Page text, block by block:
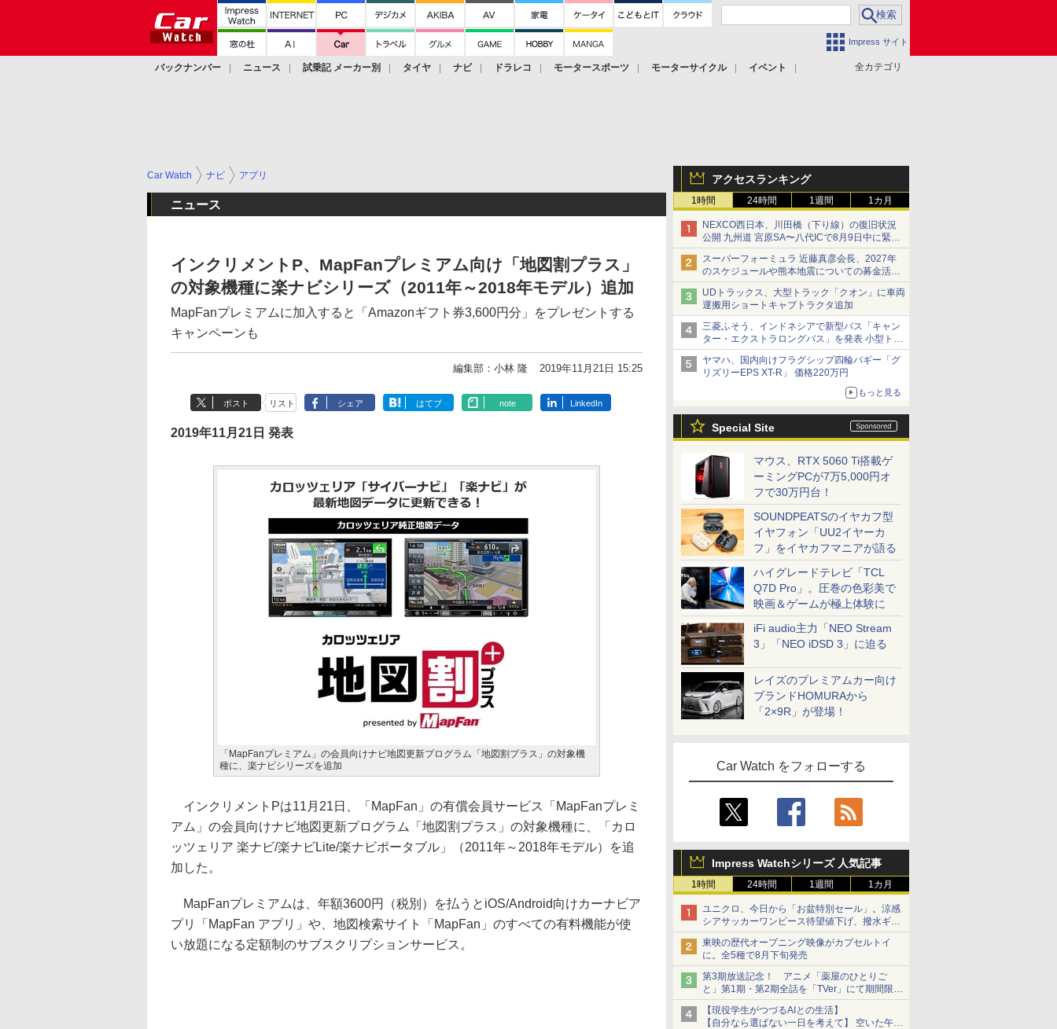
Impress サイト
全カテゴリ
バックナンバー ニュース 試乗記 メーカー別 タイヤ ナビ ドラレコ モータースポーツ モーターサイクル
イベント
アクセスランキング
1時間 24時間 1週間 1カ月
NEXCO西日本、川田橋（下り線）の復旧状況
公開 九州道 宮原SA〜八代ICで8月9日中に緊急
車両を通行可能に
スーパーフォーミュラ 近藤真彦会長、2027年
のスケジュールや熊本地震についての募金活動
を紹介
UDトラックス、大型トラック「クオン」に車両
運搬用ショートキャブトラクタ追加
三菱ふそう、インドネシアで新型バス「キャン
ター・エクストラロングバス」を発表 小型トラ
ックベースの観光・旅客輸送向けバス
ヤマハ、国内向けフラグシップ四輪バギー「グ
リズリーEPS XT-R」 価格220万円
もっと見る
Special Site
マウス、RTX 5060 Ti搭載ゲ
ーミングPCが7万5,000円オ
フで30万円台！
SOUNDPEATSのイヤカフ型
イヤフォン「UU2イヤーカ
フ」をイヤカフマニアが語る
ハイグレードテレビ「TCL
Q7D Pro」。圧巻の色彩美で
映画＆ゲームが極上体験に
iFi audio主力「NEO Stream
3」「NEO iDSD 3」に迫る
レイズのプレミアムカー向け
ブランドHOMURAから
「2×9R」が登場！
Car Watch をフォローする
Impress Watchシリーズ 人気記事
1時間 24時間 1週間 1カ月
ユニクロ、今日から「お盆特別セール」。涼感
シアサッカーワンピース待望値下げ、撥水ギア
ショーツは1990円に
東映の歴代オープニング映像がカプセルトイ
に。全5種で8月下旬発売
第3期放送記念！ アニメ「薬屋のひとりご
と」第1期・第2期全話を「TVer」にて期間限定
で順次無料配信開始
【現役学生がつづるAIとの生活】
【自分なら選ばない一日を考えて】 空いた午後
Car Watch ナビ アプリ
ニュース
インクリメントP、MapFanプレミアム向け「地図割プラス」
の対象機種に楽ナビシリーズ（2011年～2018年モデル）追加
MapFanプレミアムに加入すると「Amazonギフト券3,600円分」をプレゼントする
キャンペーンも
編集部：小林 隆 2019年11月21日 15:25
ポスト リスト シェア はてブ note LinkedIn
2019年11月21日 発表
「MapFanプレミアム」の会員向けナビ地図更新プログラム「地図割プラス」の対象機
種に、楽ナビシリーズを追加
インクリメントPは11月21日、「MapFan」の有償会員サービス「MapFanプレミ
アム」の会員向けナビ地図更新プログラム「地図割プラス」の対象機種に、「カロ
ッツェリア 楽ナビ/楽ナビLite/楽ナビポータブル」（2011年～2018年モデル）を追
加した。
MapFanプレミアムは、年額3600円（税別）を払うとiOS/Android向けカーナビア
プリ「MapFan アプリ」や、地図検索サイト「MapFan」のすべての有料機能が使
い放題になる定額制のサブスクリプションサービス。